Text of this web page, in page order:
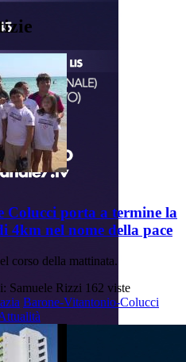
porta a termine la
4km nel nome della pace
corso della mattinata.
Samuele Rizzi 162 viste
Barone-Vitantonio-Colucci